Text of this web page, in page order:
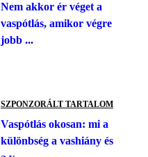
Nem akkor ér véget a
vaspótlás, amikor végre
jobb ...
SZPONZORÁLT TARTALOM
Vaspótlás okosan: mi a
különbség a vashiány és